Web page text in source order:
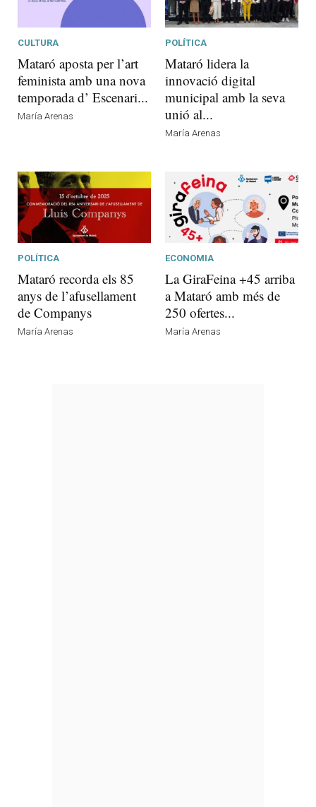
CULTURA
Mataró aposta per l’art
feminista amb una nova
temporada d’ Escenari...
María Arenas
POLÍTICA
Mataró lidera la
innovació digital
municipal amb la seva
unió al...
María Arenas
POLÍTICA
Mataró recorda els 85
anys de l’afusellament
de Companys
María Arenas
ECONOMIA
La GiraFeina +45 arriba
a Mataró amb més de
250 ofertes...
María Arenas